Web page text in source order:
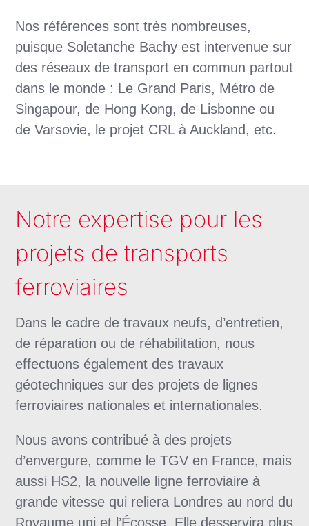
Nos références sont très nombreuses,
puisque Soletanche Bachy est intervenue sur
des réseaux de transport en commun partout
dans le monde : Le Grand Paris, Métro de
Singapour, de Hong Kong, de Lisbonne ou
de Varsovie, le projet CRL à Auckland, etc.
Notre expertise pour les
projets de transports
ferroviaires
Dans le cadre de travaux neufs, d’entretien,
de réparation ou de réhabilitation, nous
effectuons également des travaux
géotechniques sur des projets de lignes
ferroviaires nationales et internationales.
Nous avons contribué à des projets
d’envergure, comme le TGV en France, mais
aussi HS2, la nouvelle ligne ferroviaire à
grande vitesse qui reliera Londres au nord du
Royaume uni et l’Écosse. Elle desservira plus